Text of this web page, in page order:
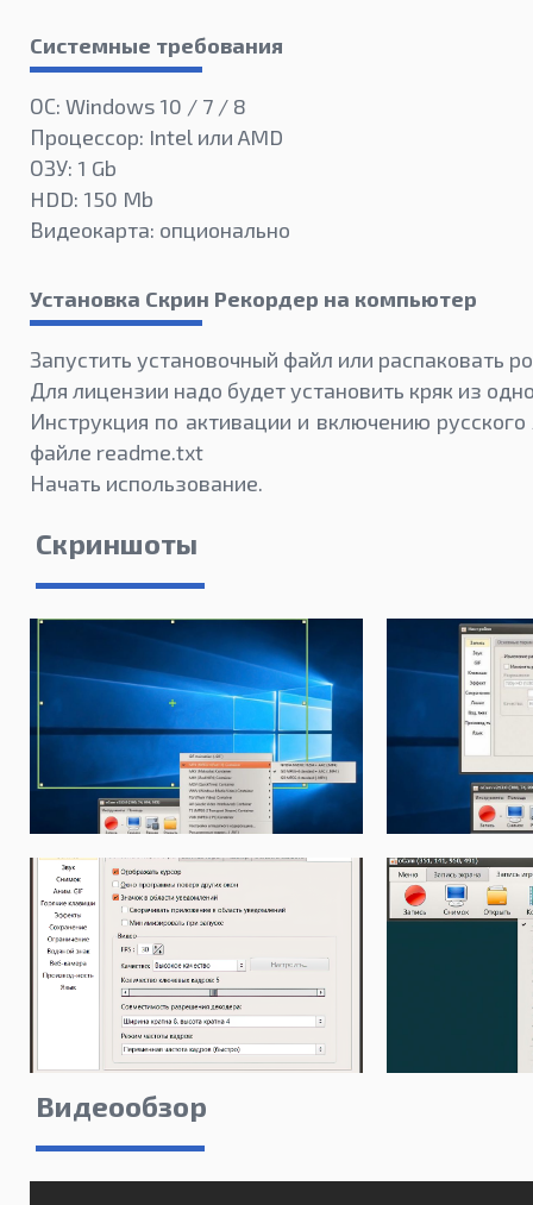
Системные требования
ОС: Windows 10 / 7 / 8
Процессор: Intel или AMD
ОЗУ: 1 Gb
HDD: 150 Mb
Видеокарта: опционально
Установка Скрин Рекордер на компьютер
Запустить установочный файл или распаковать
Для лицензии надо будет установить кряк из
Инструкция по активации и включению
файле readme.txt
Начать использование.
Скриншоты
Видеообзор